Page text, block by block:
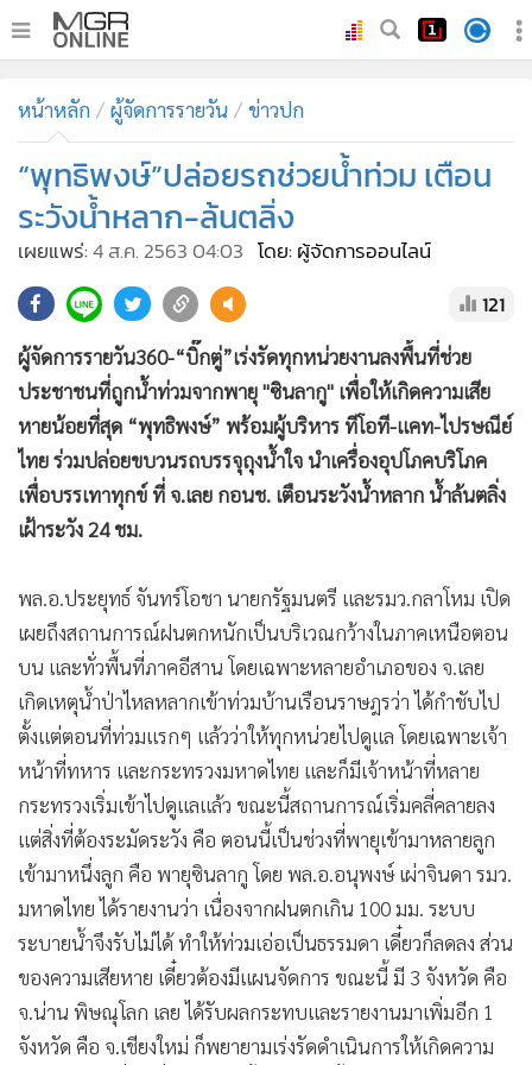
ทันเหตุการณ์
• ภาคใต้
ภูมิภาค
Online Section
• ผู้จัดการรายวัน
• คอลัมนิสต์
• ละคร
• CbizReview
• Cyber BIZ
• ผู้จัดกวน
• Good health & Well-being
• Management & HR
• MGR Live
• Infographic
• การเมือง
ท่องเที่ยว
ต่างประเทศ
• Special Scoop
• เศรษฐกิจ-ธุรกิจ
• จีน
• ชุมชน-คุณภาพชีวิต
• อาชญากรรม
• Motoring
หน้าหลัก ผู้จัดการรายวัน ข่าวปก
“พุทธิพงษ์”ปล่อยรถช่วยน้ำท่วม เตือน
ระวังน้ำหลาก-ล้นตลิ่ง
เผยแพร่:4 ส.ค. 2563 04:03 โดย: ผู้จัดการออนไลน์
121
ผู้จัดการรายวัน360-“บิ๊กตู่”เร่งรัดทุกหน่วยงานลงพื้นที่ช่วย
ประชาชนที่ถูกน้ำท่วมจากพายุ "ซินลากู" เพื่อให้เกิดความเสีย
หายน้อยที่สุด “พุทธิพงษ์” พร้อมผู้บริหาร ทีโอที-แคท-ไปรษณีย์
ไทย ร่วมปล่อยขบวนรถบรรจุถุงน้ำใจ นำเครื่องอุปโภคบริโภค
เพื่อบรรเทาทุกข์ ที่ จ.เลย กอนช. เตือนระวังน้ำหลาก น้ำล้นตลิ่ง
เฝ้าระวัง 24 ชม.
พล.อ.ประยุทธ์ จันทร์โอชา นายกรัฐมนตรี และรมว.กลาโหม เปิด
เผยถึงสถานการณ์ฝนตกหนักเป็นบริเวณกว้างในภาคเหนือตอน
บน และทั่วพื้นที่ภาคอีสาน โดยเฉพาะหลายอำเภอของ จ.เลย
เกิดเหตุน้ำป่าไหลหลากเข้าท่วมบ้านเรือนราษฎรว่า ได้กำชับไป
ตั้งแต่ตอนที่ท่วมแรกๆ แล้วว่าให้ทุกหน่วยไปดูแล โดยเฉพาะเจ้า
หน้าที่ทหาร และกระทรวงมหาดไทย และก็มีเจ้าหน้าที่หลาย
กระทรวงเริ่มเข้าไปดูแลแล้ว ขณะนี้สถานการณ์เริ่มคลี่คลายลง
แต่สิ่งที่ต้องระมัดระวัง คือ ตอนนี้เป็นช่วงที่พายุเข้ามาหลายลูก
เข้ามาหนึ่งลูก คือ พายุซินลากู โดย พล.อ.อนุพงษ์ เผ่าจินดา รมว.
มหาดไทย ได้รายงานว่า เนื่องจากฝนตกเกิน 100 มม. ระบบ
ระบายน้ำจึงรับไม่ได้ ทำให้ท่วมเอ่อเป็นธรรมดา เดี๋ยวก็ลดลง ส่วน
ของความเสียหาย เดี๋ยวต้องมีแผนจัดการ ขณะนี้ มี 3 จังหวัด คือ
จ.น่าน พิษณุโลก เลย ได้รับผลกระทบและรายงานมาเพิ่มอีก 1
จังหวัด คือ จ.เชียงใหม่ ก็พยายามเร่งรัดดำเนินการให้เกิดความ